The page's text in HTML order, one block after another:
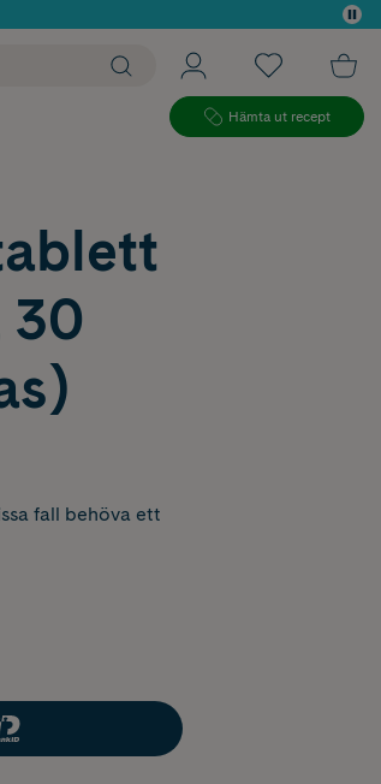
Hämta ut recept
30
fall behöva ett